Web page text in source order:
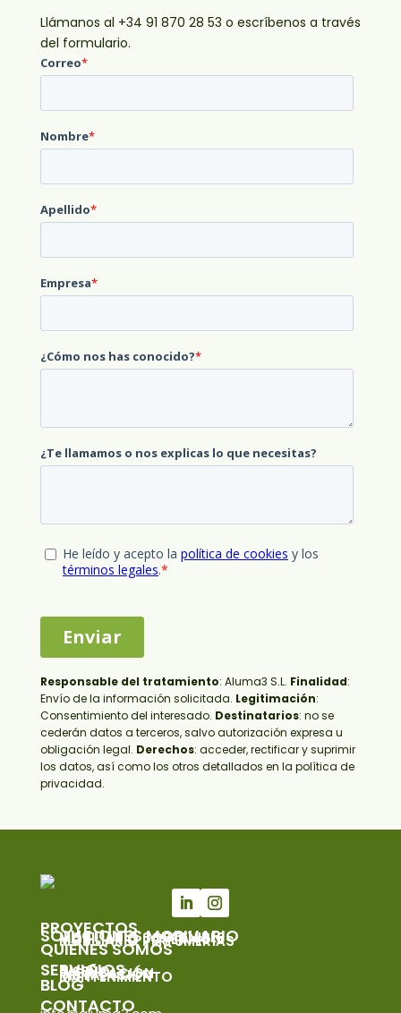
Llámanos al +34 91 870 28 53 o escríbenos a través
del formulario.
Responsable del tratamiento: Aluma3 S.L. Finalidad:
Envío de la información solicitada. Legitimación:
Consentimiento del interesado. Destinatarios: no se
cederán datos a terceros, salvo autorización expresa u
obligación legal. Derechos: acceder, rectificar y suprimir
los datos, así como los otros detallados en la política de
privacidad.
PROYECTOS
SOLUCIONES MOBILIARIO
MOBILIARIO SOSTENIBLE
MOBILIARIO JOYERÍAS
MOBILIARIO PERFUMERÍAS
QUIÉNES SOMOS
SERVICIOS
DISEÑO
FABRICACIÓN
INSTALACIÓN
MANTENIMIENTO
BLOG
CONTACTO